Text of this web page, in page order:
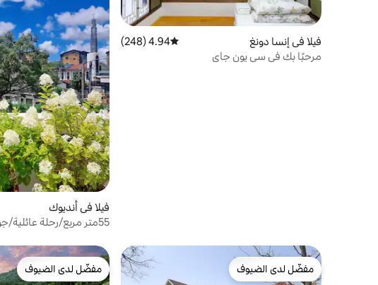
فيلا في إنسا دونغ متوسط التقييم 4.94 من 5، 248 مراجعات
4.94 (248)
مرحبًا بك في سي يون جاي
فيلا في أنديوك
مفضّل لدى الضيوف
مفضّل لدى الضيوف
مفضّل لدى الضيوف
مفضّل لدى الضيوف